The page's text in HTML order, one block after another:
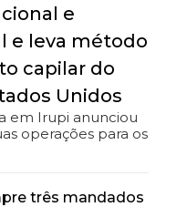
e
e leva método
capilar do
Unidos
em Irupi anunciou
operações para os
três mandados